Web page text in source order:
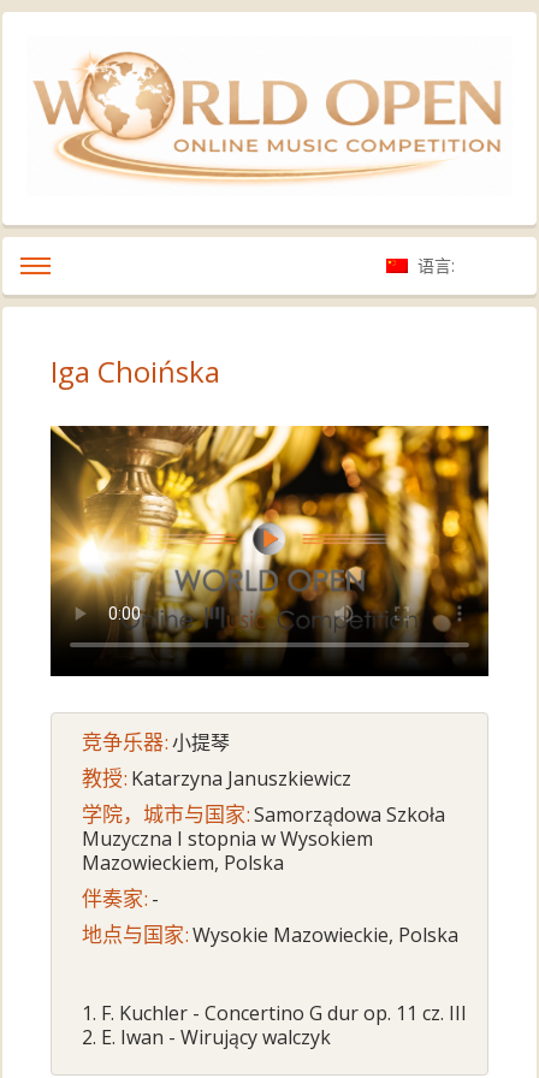
语言:
Iga Choińska
竞争乐器:小提琴
教授: Katarzyna Januszkiewicz
学院，城市与国家:Samorządowa Szkoła
Muzyczna I stopnia w Wysokiem
Mazowieckiem, Polska
伴奏家: -
地点与国家:Wysokie Mazowieckie, Polska
1. F. Kuchler - Concertino G dur op. 11 cz. III
2. E. Iwan - Wirujący walczyk